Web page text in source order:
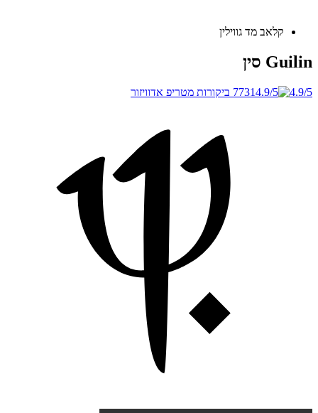
קלאב מד גווילין
Guilin סין
4.9/5 7731 ביקורות מטריפ אדוויזור